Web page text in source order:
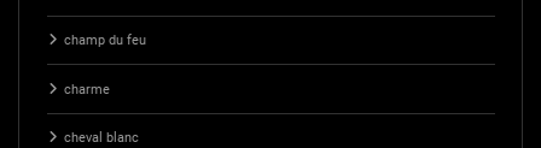
champ du feu
charme
cheval blanc